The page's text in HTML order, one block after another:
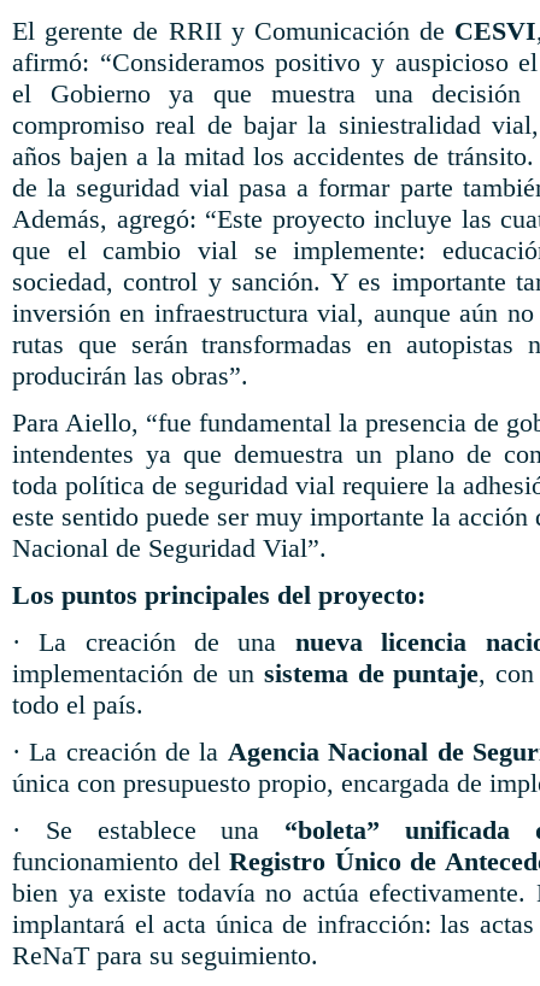
El gerente de RRII y Comunicación de CESVI
afirmó: “Consideramos positivo y auspicioso
el Gobierno ya que muestra una
compromiso real de bajar la siniestralidad
años bajen a la mitad los accidentes de
de la seguridad vial pasa a formar parte
Además, agregó: “Este proyecto incluye las
que el cambio vial se implemente:
sociedad, control y sanción. Y es importante
inversión en infraestructura vial, aunque aún
rutas que serán transformadas en
producirán las obras”.
Para Aiello, “fue fundamental la presencia de
intendentes ya que demuestra un plano de
toda política de seguridad vial requiere la
este sentido puede ser muy importante la
Nacional de Seguridad Vial”.
Los puntos principales del proyecto:
· La creación de una nueva licencia
implementación de un sistema de puntaje,
todo el país.
· La creación de la Agencia Nacional de
única con presupuesto propio, encargada de
· Se establece una “boleta” unificada
funcionamiento delRegistro Único de
bien ya existe todavía no actúa
implantará el acta única de infracción: las
ReNaT para su seguimiento.